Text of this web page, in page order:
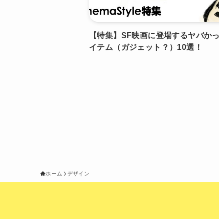
【特集】SF映画に登場するヤバか
イテム（ガジェット？）10選！
ホーム デザイン